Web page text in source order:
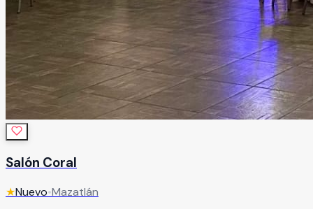
Salón Coral
★Nuevo•Mazatlán